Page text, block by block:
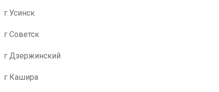
г Усинск
г Советск
г Дзержинский
г Кашира